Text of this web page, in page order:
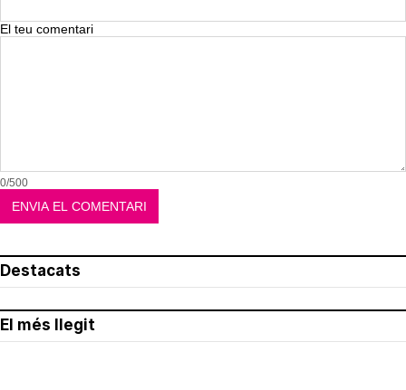
El teu comentari
0/500
Destacats
El més llegit